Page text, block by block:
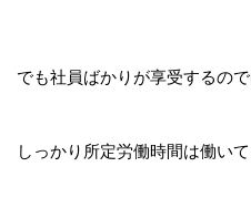
でも社員ばかりが享受するので
しっかり所定労働時間は働い